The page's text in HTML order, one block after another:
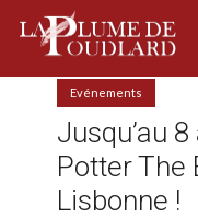
Evénements
Jusqu’au
Potter The
Lisbonne !